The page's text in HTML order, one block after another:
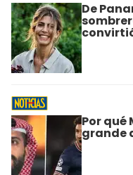
De
Por qué
grande